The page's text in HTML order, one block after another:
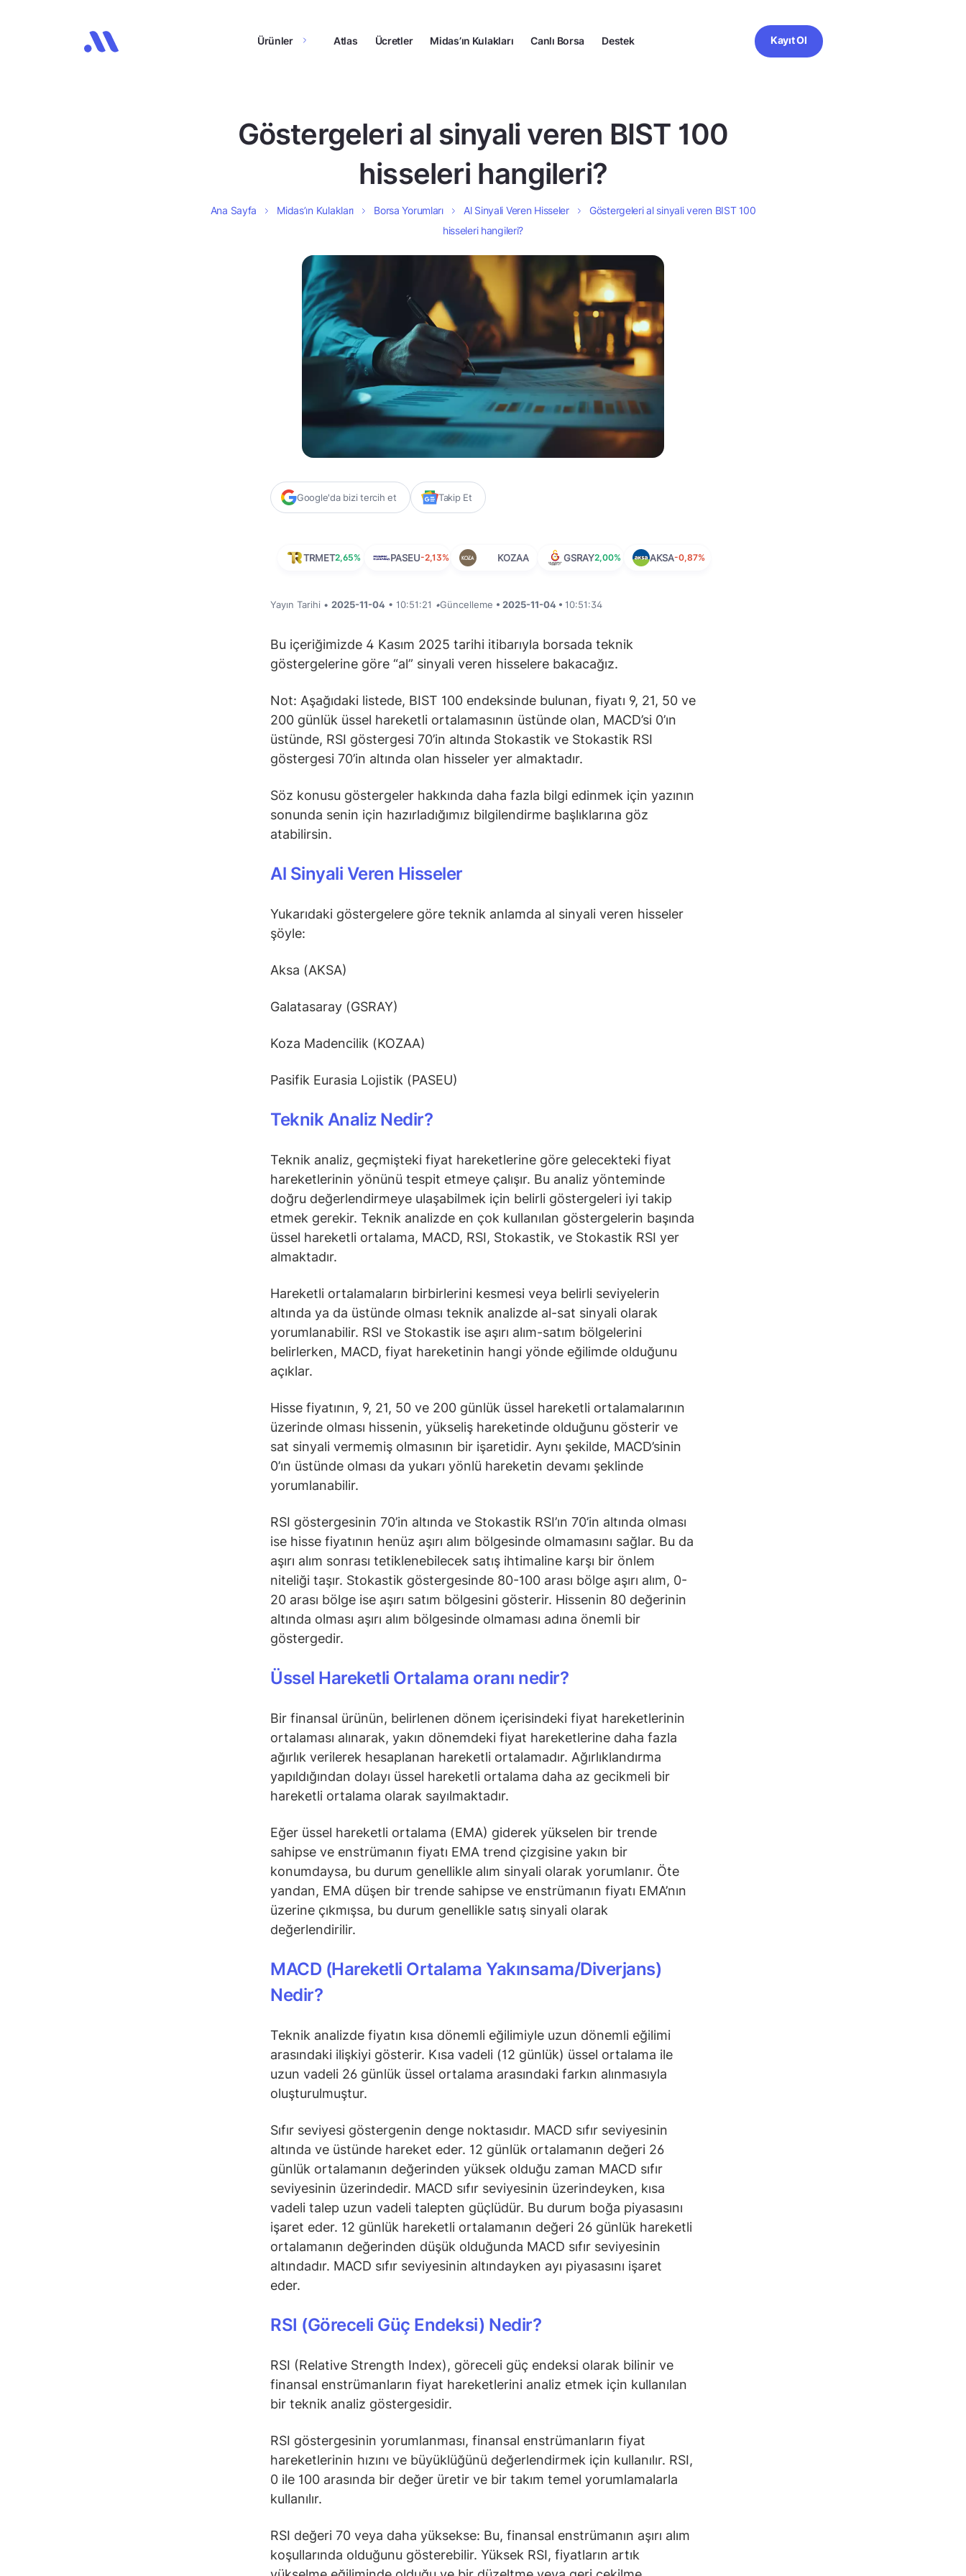
Ürünler Atlas Ücretler Midas’ın Kulakları Canlı Borsa Destek Kayıt Ol
Göstergeleri al sinyali veren BIST 100
hisseleri hangileri?
Ana Sayfa Midas’ın Kulakları Borsa Yorumları Al Sinyali Veren Hisseler
Göstergeleri al sinyali veren BIST 100
hisseleri hangileri?
Google'da bizi tercih et Takip Et
TRMET2,65% PASEU-2,13% KOZAA GSRAY2,00% AKSA-0,87%
Yayın Tarihi • 2025-11-04 • 10:51:21 •Güncelleme • 2025-11-04 • 10:51:34
Bu içeriğimizde 4 Kasım 2025 tarihi itibarıyla borsada teknik
göstergelerine göre “al” sinyali veren hisselere bakacağız.
Not: Aşağıdaki listede, BIST 100 endeksinde bulunan, fiyatı 9, 21, 50 ve
200 günlük üssel hareketli ortalamasının üstünde olan, MACD’si 0’ın
üstünde, RSI göstergesi 70’in altında Stokastik ve Stokastik RSI
göstergesi 70’in altında olan hisseler yer almaktadır.
Söz konusu göstergeler hakkında daha fazla bilgi edinmek için yazının
sonunda senin için hazırladığımız bilgilendirme başlıklarına göz
atabilirsin.
Al Sinyali Veren Hisseler
Yukarıdaki göstergelere göre teknik anlamda al sinyali veren hisseler
şöyle:
Aksa (AKSA)
Galatasaray (GSRAY)
Koza Madencilik (KOZAA)
Pasifik Eurasia Lojistik (PASEU)
Teknik Analiz Nedir?
Teknik analiz, geçmişteki fiyat hareketlerine göre gelecekteki fiyat
hareketlerinin yönünü tespit etmeye çalışır. Bu analiz yönteminde
doğru değerlendirmeye ulaşabilmek için belirli göstergeleri iyi takip
etmek gerekir. Teknik analizde en çok kullanılan göstergelerin başında
üssel hareketli ortalama, MACD, RSI, Stokastik, ve Stokastik RSI yer
almaktadır.
Hareketli ortalamaların birbirlerini kesmesi veya belirli seviyelerin
altında ya da üstünde olması teknik analizde al-sat sinyali olarak
yorumlanabilir. RSI ve Stokastik ise aşırı alım-satım bölgelerini
belirlerken, MACD, fiyat hareketinin hangi yönde eğilimde olduğunu
açıklar.
Hisse fiyatının, 9, 21, 50 ve 200 günlük üssel hareketli ortalamalarının
üzerinde olması hissenin, yükseliş hareketinde olduğunu gösterir ve
sat sinyali vermemiş olmasının bir işaretidir. Aynı şekilde, MACD’sinin
0’ın üstünde olması da yukarı yönlü hareketin devamı şeklinde
yorumlanabilir.
RSI göstergesinin 70’in altında ve Stokastik RSI’ın 70’in altında olması
ise hisse fiyatının henüz aşırı alım bölgesinde olmamasını sağlar. Bu da
aşırı alım sonrası tetiklenebilecek satış ihtimaline karşı bir önlem
niteliği taşır. Stokastik göstergesinde 80-100 arası bölge aşırı alım, 0-
20 arası bölge ise aşırı satım bölgesini gösterir. Hissenin 80 değerinin
altında olması aşırı alım bölgesinde olmaması adına önemli bir
göstergedir.
Üssel Hareketli Ortalama oranı nedir?
Bir finansal ürünün, belirlenen dönem içerisindeki fiyat hareketlerinin
ortalaması alınarak, yakın dönemdeki fiyat hareketlerine daha fazla
ağırlık verilerek hesaplanan hareketli ortalamadır. Ağırlıklandırma
yapıldığından dolayı üssel hareketli ortalama daha az gecikmeli bir
hareketli ortalama olarak sayılmaktadır.
Eğer üssel hareketli ortalama (EMA) giderek yükselen bir trende
sahipse ve enstrümanın fiyatı EMA trend çizgisine yakın bir
konumdaysa, bu durum genellikle alım sinyali olarak yorumlanır. Öte
yandan, EMA düşen bir trende sahipse ve enstrümanın fiyatı EMA’nın
üzerine çıkmışsa, bu durum genellikle satış sinyali olarak
değerlendirilir.
MACD (Hareketli Ortalama Yakınsama/Diverjans)
Nedir?
Teknik analizde fiyatın kısa dönemli eğilimiyle uzun dönemli eğilimi
arasındaki ilişkiyi gösterir. Kısa vadeli (12 günlük) üssel ortalama ile
uzun vadeli 26 günlük üssel ortalama arasındaki farkın alınmasıyla
oluşturulmuştur.
Sıfır seviyesi göstergenin denge noktasıdır. MACD sıfır seviyesinin
altında ve üstünde hareket eder. 12 günlük ortalamanın değeri 26
günlük ortalamanın değerinden yüksek olduğu zaman MACD sıfır
seviyesinin üzerindedir. MACD sıfır seviyesinin üzerindeyken, kısa
vadeli talep uzun vadeli talepten güçlüdür. Bu durum boğa piyasasını
işaret eder. 12 günlük hareketli ortalamanın değeri 26 günlük hareketli
ortalamanın değerinden düşük olduğunda MACD sıfır seviyesinin
altındadır. MACD sıfır seviyesinin altındayken ayı piyasasını işaret
eder.
RSI (Göreceli Güç Endeksi) Nedir?
RSI (Relative Strength Index), göreceli güç endeksi olarak bilinir ve
finansal enstrümanların fiyat hareketlerini analiz etmek için kullanılan
bir teknik analiz göstergesidir.
RSI göstergesinin yorumlanması, finansal enstrümanların fiyat
hareketlerinin hızını ve büyüklüğünü değerlendirmek için kullanılır. RSI,
0 ile 100 arasında bir değer üretir ve bir takım temel yorumlamalarla
kullanılır.
RSI değeri 70 veya daha yüksekse: Bu, finansal enstrümanın aşırı alım
koşullarında olduğunu gösterebilir. Yüksek RSI, fiyatların artık